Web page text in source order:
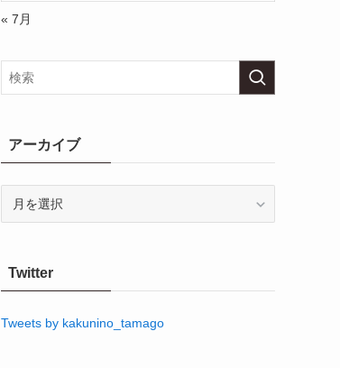
« 7月
アーカイブ
ブTwitter
Tweets by kakunino_tamago